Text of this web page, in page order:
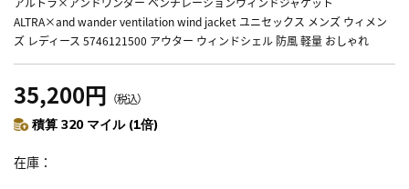
ALTRA×and wander ventilation wind jacket ユニセックス メンズ ウィメン
ズ レディース 5746121500 アウター ウィンドシェル 防風 軽量 おしゃれ
35,200円 （税込）
積算 320 マイル (1倍)
在庫